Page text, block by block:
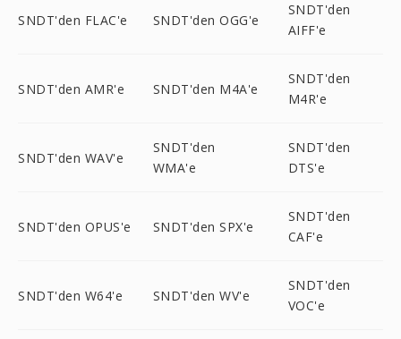
SNDT'den FLAC'e SNDT'den OGG'e
SNDT'den
AIFF'e
SNDT'den AMR'e SNDT'den M4A'e
SNDT'den
M4R'e
SNDT'den WAV'e
SNDT'den
WMA'e
SNDT'den
DTS'e
SNDT'den OPUS'e SNDT'den SPX'e
SNDT'den
CAF'e
SNDT'den W64'e SNDT'den WV'e
SNDT'den
VOC'e